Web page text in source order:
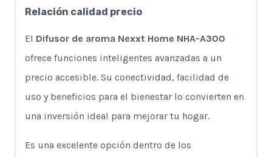
Relación calidad precio
El Difusor de aroma Nexxt Home NHA-A300
ofrece funciones inteligentes avanzadas a un
precio accesible. Su conectividad, facilidad de
uso y beneficios para el bienestar lo convierten en
una inversión ideal para mejorar tu hogar.
Es una excelente opción dentro de los